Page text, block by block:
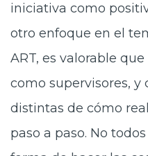
iniciativa como
otro enfoque en el
ART, es valorable
como supervisores,
distintas de cómo
paso a paso. No